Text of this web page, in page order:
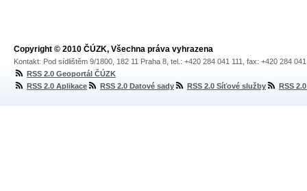
Copyright © 2010 ČÚZK, Všechna práva vyhrazena
Kontakt: Pod sídlištěm 9/1800, 182 11 Praha 8, tel.: +420 284 041 111, fax: +420 284
RSS 2.0 Geoportál ČÚZK
RSS 2.0 Aplikace
RSS 2.0 Datové sady RSS 2.0 Síťové služby RSS